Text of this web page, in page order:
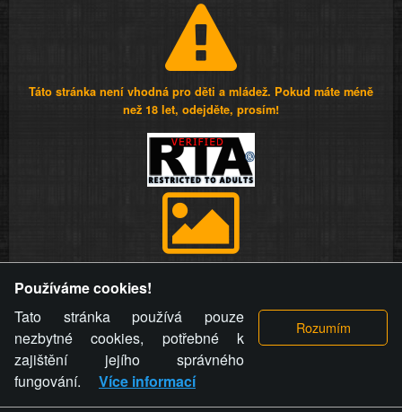
Táto stránka není vhodná pro děti a mládež. Pokud máte méně
než 18 let, odejděte, prosím!
videa a komentáře. Osoba, které se toto opatření provozovatele
stránky týče, ani osoba, která umístila fotografii nebo video na
stránku, nemůže z důvodu odstranění fotografie, videa nebo
komentáře pro výše uvedenou okolnost uplatnit vůči
provozovateli stránky žádný nárok na náhradu škody nebo
nemajetkové újmy.
Používáme cookies!
Tato stránka používá pouze
nezbytné cookies, potřebné k
zajištění jejího správného
fungování.
Více informací